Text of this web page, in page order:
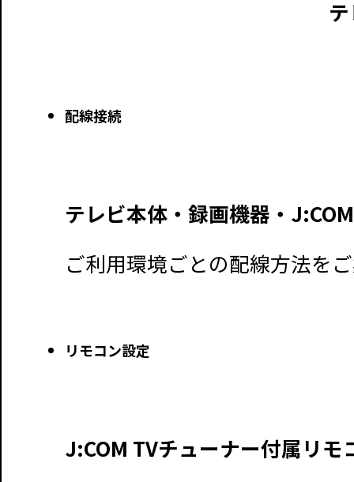
配線接続
テレビ本体・録画機器・
ご利用環境ごとの配線方法を
リモコン設定
J:COM TVチューナー付属リモ